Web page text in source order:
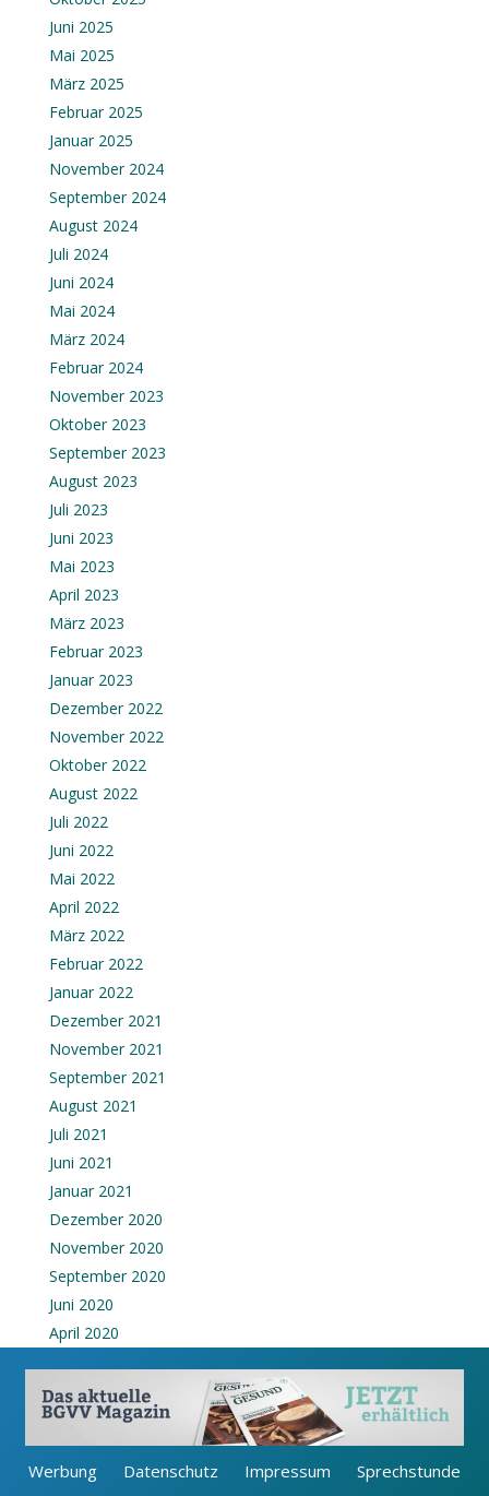
Juni 2025
Mai 2025
März 2025
Februar 2025
Januar 2025
November 2024
September 2024
August 2024
Juli 2024
Juni 2024
Mai 2024
März 2024
Februar 2024
November 2023
Oktober 2023
September 2023
August 2023
Juli 2023
Juni 2023
Mai 2023
April 2023
März 2023
Februar 2023
Januar 2023
Dezember 2022
November 2022
Oktober 2022
August 2022
Juli 2022
Juni 2022
Mai 2022
April 2022
März 2022
Februar 2022
Januar 2022
Dezember 2021
November 2021
September 2021
August 2021
Juli 2021
Juni 2021
Januar 2021
Dezember 2020
November 2020
September 2020
Juni 2020
April 2020
Werbung Datenschutz Impressum Sprechstunde